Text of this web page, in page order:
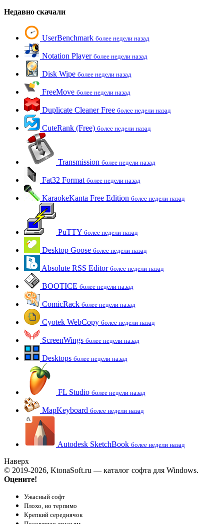
Недавно скачали
UserBenchmark более недели назад
Notation Player более недели назад
Disk Wipe более недели назад
FreeMove более недели назад
Duplicate Cleaner Free более недели назад
CuteRank (Free) более недели назад
Transmission более недели назад
Fat32 Format более недели назад
KaraokeKanta Free Edition более недели назад
PuTTY более недели назад
Desktop Goose более недели назад
Absolute RSS Editor более недели назад
BOOTICE более недели назад
ComicRack более недели назад
Cyotek WebCopy более недели назад
ScreenWings более недели назад
Desktops более недели назад
FL Studio более недели назад
MapKeyboard более недели назад
Autodesk SketchBook более недели назад
Наверх
© 2019-2026, KtonaSoft.ru — каталог софта для Windows.
Оцените!
Ужасный софт
Плохо, но терпимо
Крепкий середнячок